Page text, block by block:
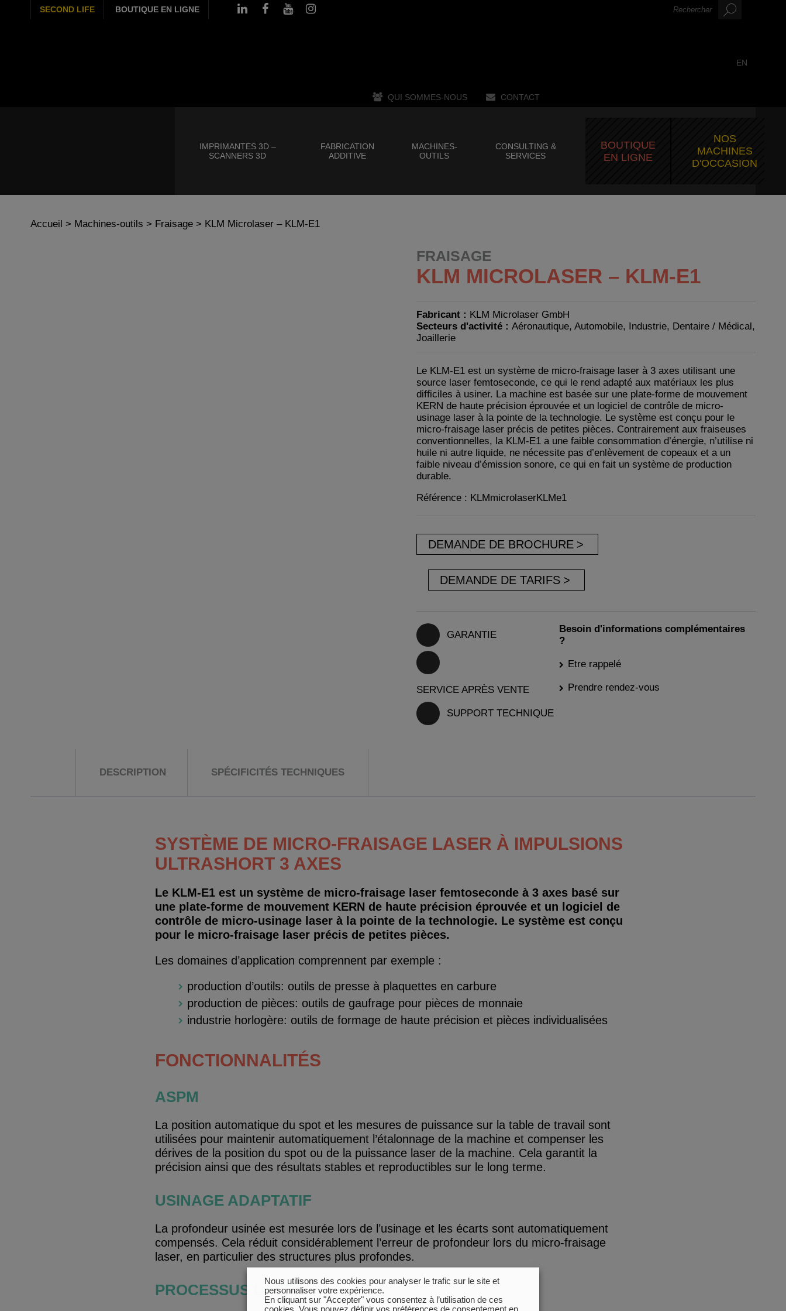
SECOND LIFE BOUTIQUE EN LIGNE
QUI SOMMES-NOUS CONTACT
EN
IMPRIMANTES 3D –
SCANNERS 3D
FABRICATION
ADDITIVE
MACHINES-
OUTILS
CONSULTING &
SERVICES
BOUTIQUE
EN LIGNE
NOS
MACHINES
D'OCCASION
Accueil > Machines-outils > Fraisage > KLM Microlaser – KLM-E1
FRAISAGE
KLM MICROLASER – KLM-E1
Fabricant : KLM Microlaser GmbH
Secteurs d'activité :Aéronautique, Automobile, Industrie, Dentaire / Médical,
Joaillerie
Le KLM-E1 est un système de micro-fraisage laser à 3 axes utilisant une
source laser femtoseconde, ce qui le rend adapté aux matériaux les plus
difficiles à usiner. La machine est basée sur une plate-forme de mouvement
KERN de haute précision éprouvée et un logiciel de contrôle de micro-
usinage laser à la pointe de la technologie. Le système est conçu pour le
micro-fraisage laser précis de petites pièces. Contrairement aux fraiseuses
conventionnelles, la KLM-E1 a une faible consommation d’énergie, n’utilise ni
huile ni autre liquide, ne nécessite pas d’enlèvement de copeaux et a un
faible niveau d’émission sonore, ce qui en fait un système de production
durable.
Référence : KLMmicrolaserKLMe1
DEMANDE DE BROCHURE
DEMANDE DE TARIFS
GARANTIE
SERVICE APRÈS VENTE
SUPPORT TECHNIQUE
Besoin d'informations complémentaires
?
Etre rappelé
Prendre rendez-vous
DESCRIPTION SPÉCIFICITÉS TECHNIQUES
SYSTÈME DE MICRO-FRAISAGE LASER À IMPULSIONS
ULTRASHORT 3 AXES
Le KLM-E1 est un système de micro-fraisage laser femtoseconde à 3 axes basé sur
une plate-forme de mouvement KERN de haute précision éprouvée et un logiciel de
contrôle de micro-usinage laser à la pointe de la technologie. Le système est conçu
pour le micro-fraisage laser précis de petites pièces.
Les domaines d’application comprennent par exemple :
production d’outils: outils de presse à plaquettes en carbure
production de pièces: outils de gaufrage pour pièces de monnaie
industrie horlogère: outils de formage de haute précision et pièces individualisées
FONCTIONNALITÉS
ASPM
La position automatique du spot et les mesures de puissance sur la table de travail sont
utilisées pour maintenir automatiquement l’étalonnage de la machine et compenser les
dérives de la position du spot ou de la puissance laser de la machine. Cela garantit la
précision ainsi que des résultats stables et reproductibles sur le long terme.
USINAGE ADAPTATIF
La profondeur usinée est mesurée lors de l’usinage et les écarts sont automatiquement
compensés. Cela réduit considérablement l’erreur de profondeur lors du micro-fraisage
laser, en particulier des structures plus profondes.
PROCESSUS LASERNous utilisons des cookies pour analyser le trafic sur le site et
personnaliser votre expérience.
En cliquant sur "Accepter" vous consentez à l’utilisation de ces
cookies. Vous pouvez définir vos préférences de consentement en